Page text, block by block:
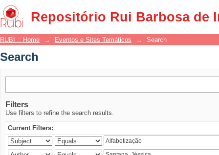
Repositório Rui Barbosa de
Search
RUBI :: Home → Eventos e Sites Temáticos → Search
Search
Filters
Use filters to refine the search results.
Current Filters: